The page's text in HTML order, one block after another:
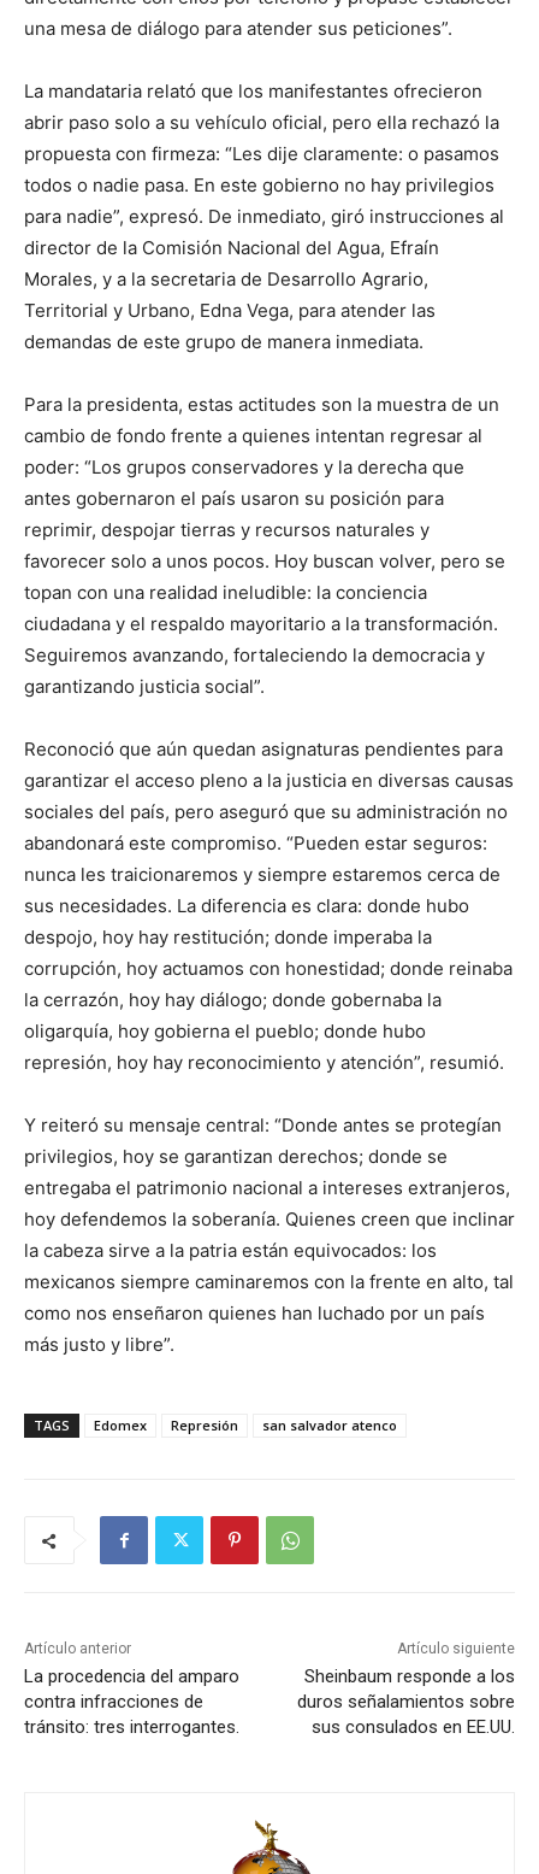
una mesa de diálogo para atender sus peticiones”.
La mandataria relató que los manifestantes ofrecieron
abrir paso solo a su vehículo oficial, pero ella rechazó la
propuesta con firmeza: “Les dije claramente: o pasamos
todos o nadie pasa. En este gobierno no hay privilegios
para nadie”, expresó. De inmediato, giró instrucciones al
director de la Comisión Nacional del Agua, Efraín
Morales, y a la secretaria de Desarrollo Agrario,
Territorial y Urbano, Edna Vega, para atender las
demandas de este grupo de manera inmediata.
Para la presidenta, estas actitudes son la muestra de un
cambio de fondo frente a quienes intentan regresar al
poder: “Los grupos conservadores y la derecha que
antes gobernaron el país usaron su posición para
reprimir, despojar tierras y recursos naturales y
favorecer solo a unos pocos. Hoy buscan volver, pero se
topan con una realidad ineludible: la conciencia
ciudadana y el respaldo mayoritario a la transformación.
Seguiremos avanzando, fortaleciendo la democracia y
garantizando justicia social”.
Reconoció que aún quedan asignaturas pendientes para
garantizar el acceso pleno a la justicia en diversas causas
sociales del país, pero aseguró que su administración no
abandonará este compromiso. “Pueden estar seguros:
nunca les traicionaremos y siempre estaremos cerca de
sus necesidades. La diferencia es clara: donde hubo
despojo, hoy hay restitución; donde imperaba la
corrupción, hoy actuamos con honestidad; donde reinaba
la cerrazón, hoy hay diálogo; donde gobernaba la
oligarquía, hoy gobierna el pueblo; donde hubo
represión, hoy hay reconocimiento y atención”, resumió.
Y reiteró su mensaje central: “Donde antes se protegían
privilegios, hoy se garantizan derechos; donde se
entregaba el patrimonio nacional a intereses extranjeros,
hoy defendemos la soberanía. Quienes creen que inclinar
la cabeza sirve a la patria están equivocados: los
mexicanos siempre caminaremos con la frente en alto, tal
como nos enseñaron quienes han luchado por un país
más justo y libre”.
TAGS Edomex Represión san salvador atenco
Artículo anterior
La procedencia del amparo
contra infracciones de
tránsito: tres interrogantes.
Artículo siguiente
Sheinbaum responde a los
duros señalamientos sobre
sus consulados en EE.UU.